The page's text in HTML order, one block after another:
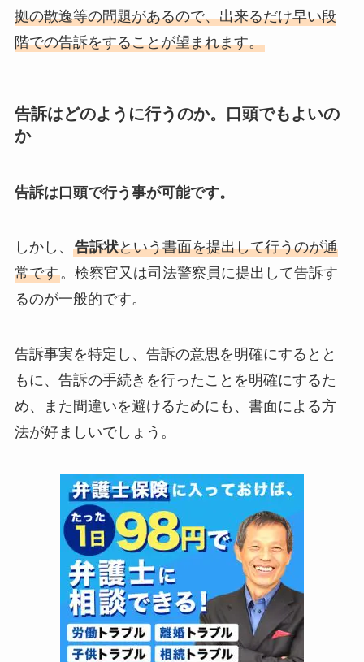
拠の散逸等の問題があるので、出来るだけ早い段
階での告訴をすることが望まれます。
告訴はどのように行うのか。
口頭でもよいの
か
告訴は口頭で行う事が可能です。
しかし、 告訴状という書面を提出して行うのが通
常です。検察官又は司法警察員に提出して告訴す
るのが一般的です。
告訴事実を特定し、告訴の意思を明確にするとと
もに、告訴の手続きを行ったことを明確にするた
め、また間違いを避けるためにも、書面による方
法が好ましいでしょう。